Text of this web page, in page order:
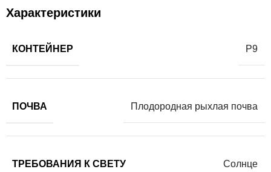
Характеристики
КОНТЕЙНЕР Р9
ПОЧВА Плодородная рыхлая почва
ТРЕБОВАНИЯ К СВЕТУ Солнце